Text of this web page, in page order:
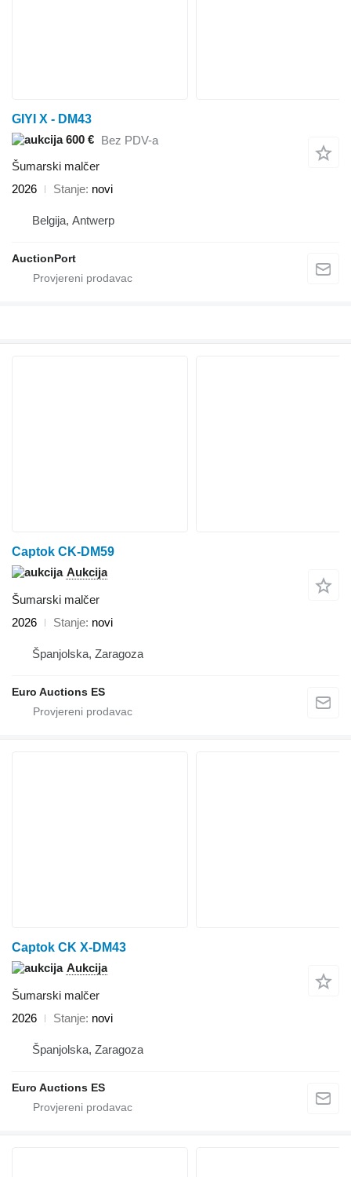
GIYI X - DM43
600 € Bez PDV-a
Šumarski malčer
2026
Stanje novi
Belgija, Antwerp
AuctionPort
Captok CK-DM59
Aukcija
Šumarski malčer
2026
Stanje novi
Španjolska, Zaragoza
Euro Auctions ES
Captok CK X-DM43
Aukcija
Šumarski malčer
2026
Stanje novi
Španjolska, Zaragoza
Euro Auctions ES